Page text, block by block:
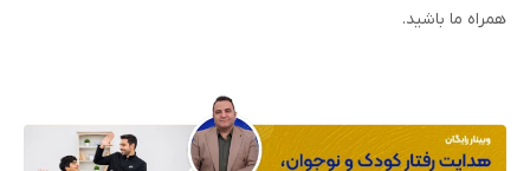
همراه ما باشید.